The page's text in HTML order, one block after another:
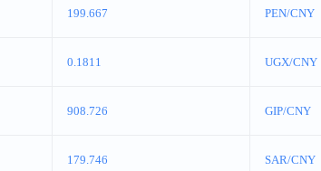
199.667 PEN/CNY
0.1811 UGX/CNY
908.726 GIP/CNY
179.746 SAR/CNY